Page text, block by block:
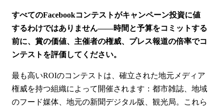
すべてのFacebookコンテストがキャンペーン投資に値
するわけではありません——時間と予算をコミットする
前に、賞の価値、主催者の権威、プレス報道の倍率でコ
ンテストを評価してください。
最も高いROIのコンテストは、確立された地元メディア
権威を持つ組織によって開催されます：都市雑誌、地域
のフード媒体、地元の新聞デジタル版、観光局。これら